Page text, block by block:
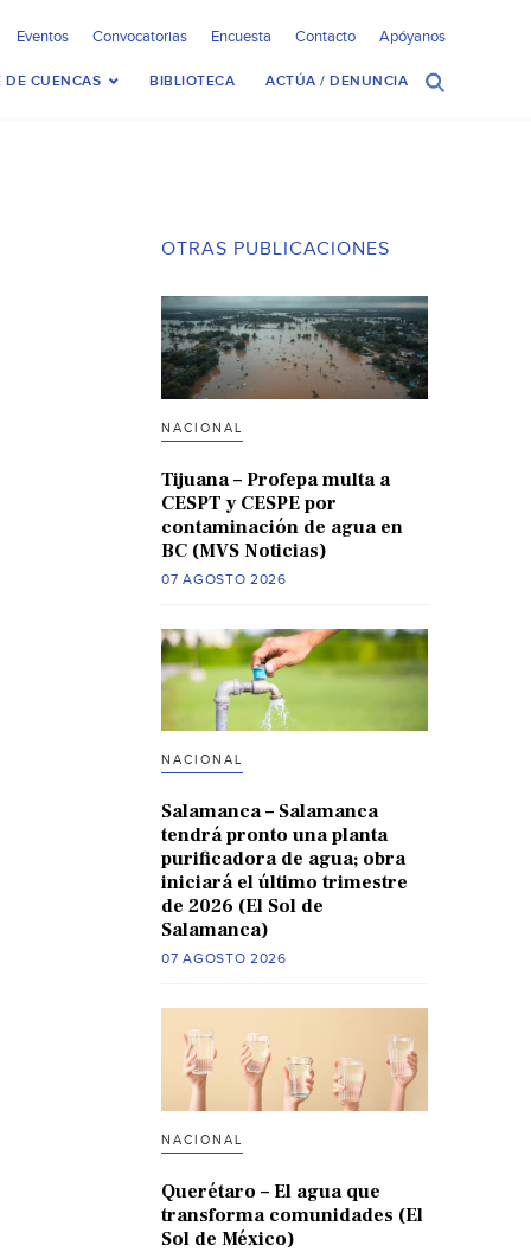
Eventos Convocatorias Encuesta Contacto Apóyanos
DE CUENCAS BIBLIOTECA ACTÚA / DENUNCIA
OTRAS PUBLICACIONES
NACIONAL
Tijuana – Profepa multa a
CESPT y CESPE por
contaminación de agua en
BC (MVS Noticias)
07 AGOSTO 2026
NACIONAL
Salamanca – Salamanca
tendrá pronto una planta
purificadora de agua; obra
iniciará el último trimestre
de 2026 (El Sol de
Salamanca)
07 AGOSTO 2026
NACIONAL
Querétaro – El agua que
transforma comunidades (El
Sol de México)